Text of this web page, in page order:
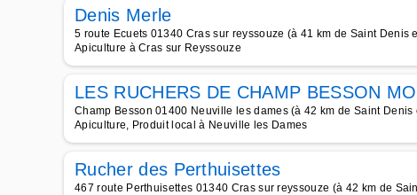
Denis Merle
5 route Ecuets 01340 Cras sur reyssouze (à 41 km de Saint Denis
Apiculture à Cras sur Reyssouze
LES RUCHERS DE CHAMP BESSON
Champ Besson 01400 Neuville les dames (à 42 km de Saint Denis
Apiculture, Produit local à Neuville les Dames
Rucher des Perthuisettes
467 route Perthuisettes 01340 Cras sur reyssouze (à 42 km de